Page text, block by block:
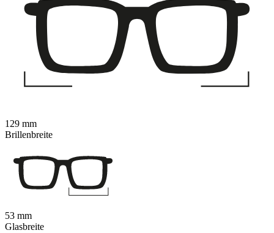
129 mm
Brillenbreite
53 mm
Glasbreite